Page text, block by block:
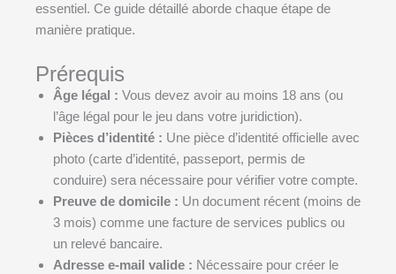
essentiel. Ce guide détaillé aborde chaque étape de
manière pratique.
Prérequis
Âge légal : Vous devez avoir au moins 18 ans (ou
l’âge légal pour le jeu dans votre juridiction).
Pièces d’identité : Une pièce d’identité officielle avec
photo (carte d’identité, passeport, permis de
conduire) sera nécessaire pour vérifier votre compte.
Preuve de domicile : Un document récent (moins de
3 mois) comme une facture de services publics ou
un relevé bancaire.
Adresse e-mail valide : Nécessaire pour créer le